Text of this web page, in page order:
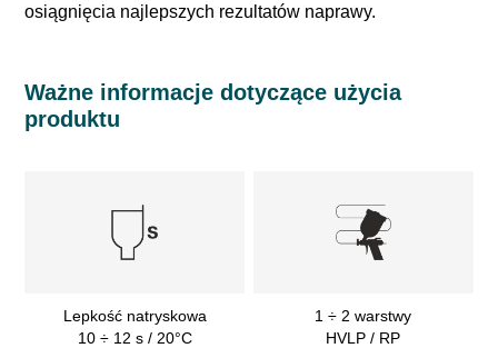
osiągnięcia najlepszych rezultatów naprawy.
Ważne informacje dotyczące użycia
produktu
Lepkość natryskowa
10 ÷ 12 s / 20°C
1 ÷ 2 warstwy
HVLP / RP